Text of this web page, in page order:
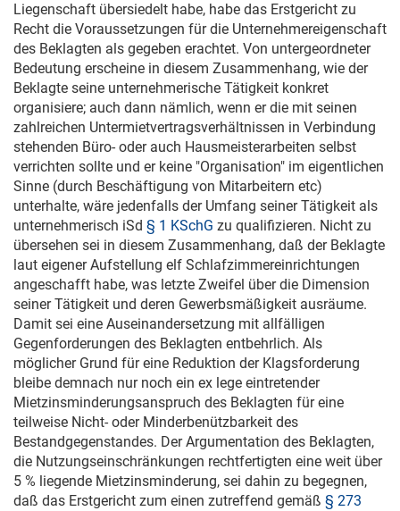
Liegenschaft übersiedelt habe, habe das Erstgericht zu
Recht die Voraussetzungen für die Unternehmereigenschaft
des Beklagten als gegeben erachtet. Von untergeordneter
Bedeutung erscheine in diesem Zusammenhang, wie der
Beklagte seine unternehmerische Tätigkeit konkret
organisiere; auch dann nämlich, wenn er die mit seinen
zahlreichen Untermietvertragsverhältnissen in Verbindung
stehenden Büro- oder auch Hausmeisterarbeiten selbst
verrichten sollte und er keine "Organisation" im eigentlichen
Sinne (durch Beschäftigung von Mitarbeitern etc)
unterhalte, wäre jedenfalls der Umfang seiner Tätigkeit als
unternehmerisch iSd § 1 KSchG zu qualifizieren. Nicht zu
übersehen sei in diesem Zusammenhang, daß der Beklagte
laut eigener Aufstellung elf Schlafzimmereinrichtungen
angeschafft habe, was letzte Zweifel über die Dimension
seiner Tätigkeit und deren Gewerbsmäßigkeit ausräume.
Damit sei eine Auseinandersetzung mit allfälligen
Gegenforderungen des Beklagten entbehrlich. Als
möglicher Grund für eine Reduktion der Klagsforderung
bleibe demnach nur noch ein ex lege eintretender
Mietzinsminderungsanspruch des Beklagten für eine
teilweise Nicht- oder Minderbenützbarkeit des
Bestandgegenstandes. Der Argumentation des Beklagten,
die Nutzungseinschränkungen rechtfertigten eine weit über
5 % liegende Mietzinsminderung, sei dahin zu begegnen,
daß das Erstgericht zum einen zutreffend gemäß § 273